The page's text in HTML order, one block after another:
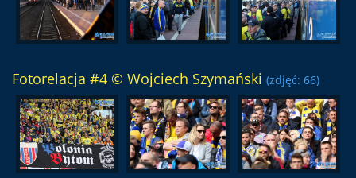
Fotorelacja #4 © Wojciech Szymański (zdjęć: 66)